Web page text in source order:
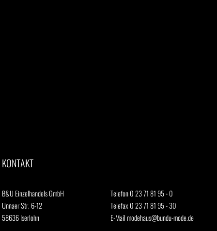
KONTAKT
B&U Einzelhandels GmbH
Unnaer Str. 6-12
58636 Iserlohn
Telefon 0 23 71 81 95 - 0
Telefax 0 23 71 81 95 - 30
E-Mailmodehaus@bundu-mode.de